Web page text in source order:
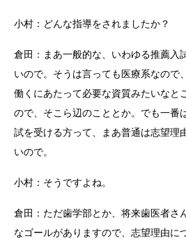
小村：どんな指導をされましたか？
倉田：まあ一般的な、いわゆる推薦入
いので。そうは言っても医療系なので
働くにあたって必要な資質みたいなと
ので、そこら辺のこととか。でも一番
試を受ける方って、まあ普通は志望理
いので。
小村：そうですよね。
倉田：ただ歯学部とか、将来歯医者さ
なゴールがありますので、志望理由に